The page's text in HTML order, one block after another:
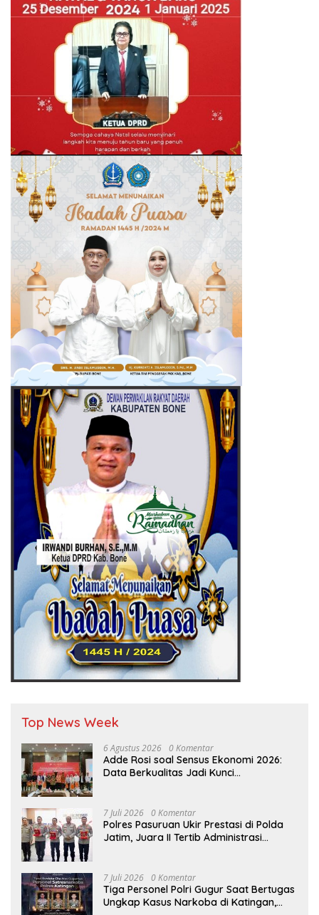
Top News Week
6 Agustus 2026 0 Komentar
Adde Rosi soal Sensus Ekonomi 2026:
Data Berkualitas Jadi Kunci
7 Juli 2026 0 Komentar
Polres Pasuruan Ukir Prestasi di Polda
Jatim, Juara II Tertib Administrasi
7 Juli 2026 0 Komentar
Tiga Personel Polri Gugur Saat Bertugas
Ungkap Kasus Narkoba di Katingan,